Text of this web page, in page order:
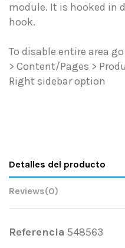
module. It is hooked in
hook.
To disable entire area
> Content/Pages >
Right sidebar option
Detalles del producto
Reviews(0)
Referencia 548563